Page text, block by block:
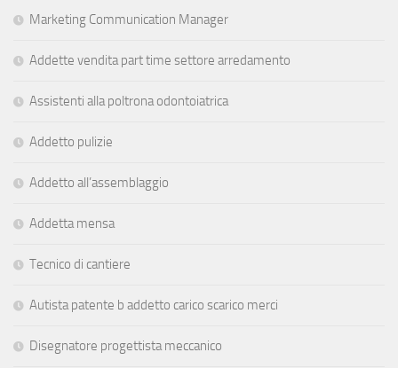
Marketing Communication Manager
Addette vendita part time settore arredamento
Assistenti alla poltrona odontoiatrica
Addetto pulizie
Addetto all’assemblaggio
Addetta mensa
Tecnico di cantiere
Autista patente b addetto carico scarico merci
Disegnatore progettista meccanico